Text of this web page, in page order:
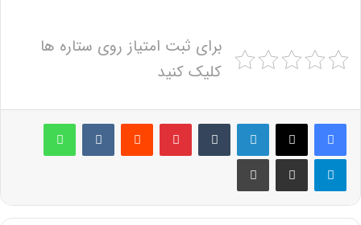
برای ثبت امتیاز روی ستاره ها
کلیک کنید
لینکدین ‫تامبلر پینترست‫رددیت ‫VKontakteواتس آپ
تلگرام اشتراک گذاری از طریق ایمیل چاپ